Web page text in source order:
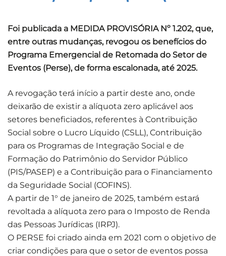
Foi publicada a MEDIDA PROVISÓRIA Nº 1.202, que,
entre outras mudanças, revogou os benefícios do
Programa Emergencial de Retomada do Setor de
Eventos (Perse), de forma escalonada, até 2025.
A revogação terá início a partir deste ano, onde
deixarão de existir a alíquota zero aplicável aos
setores beneficiados, referentes à Contribuição
Social sobre o Lucro Líquido (CSLL), Contribuição
para os Programas de Integração Social e de
Formação do Patrimônio do Servidor Público
(PIS/PASEP) e a Contribuição para o Financiamento
da Seguridade Social (COFINS).
A partir de 1° de janeiro de 2025, também estará
revoltada a alíquota zero para o Imposto de Renda
das Pessoas Jurídicas (IRPJ).
O PERSE foi criado ainda em 2021 com o objetivo de
criar condições para que o setor de eventos possa